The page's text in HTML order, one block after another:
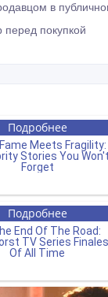
в
перед покупкой